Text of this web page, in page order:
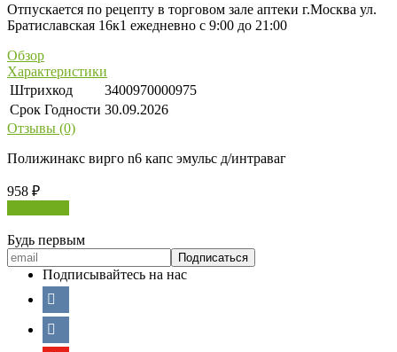
Отпускается по рецепту в торговом зале аптеки г.Москва ул.
Братиславская 16к1 ежедневно с 9:00 до 21:00
Обзор
Характеристики
Штрихкод
3400970000975
Срок Годности 30.09.2026
Отзывы (0)
Полижинакс вирго n6 капс эмульс д/интраваг
958 ₽
Будь первым
Подписывайтесь на нас